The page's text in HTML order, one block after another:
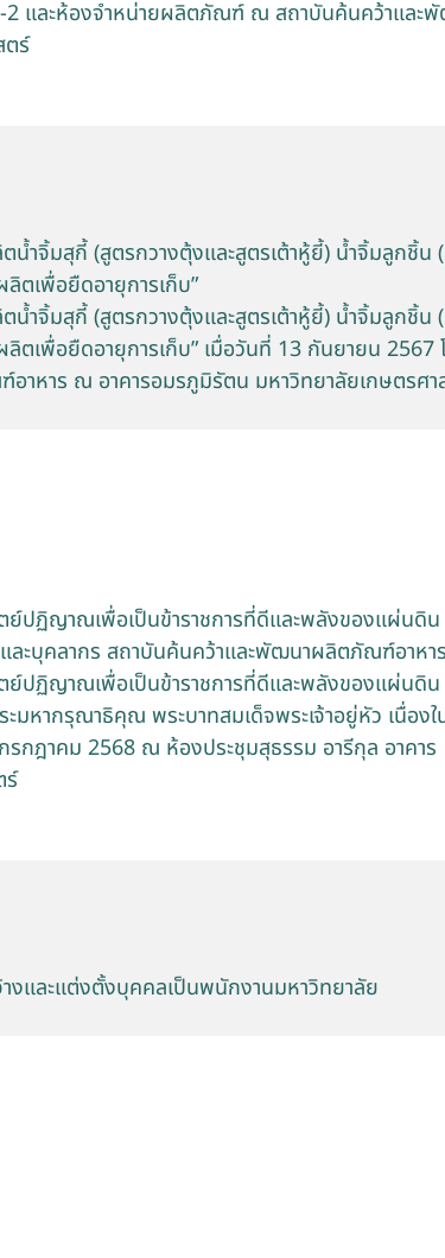
และห้องจำหน่ายผลิตภัณฑ์ ณ สถาบันค้นคว้าและ
ร์
ำจิ้มสุกี้ (สูตรกวางตุ้งและสูตรเต้าหู้ยี้) น้ำจิ้มลูกชิ้น
ตเพื่อยืดอายุการเก็บ”
ำจิ้มสุกี้ (สูตรกวางตุ้งและสูตรเต้าหู้ยี้) น้ำจิ้มลูกชิ้น
ตเพื่อยืดอายุการเก็บ” เมื่อวันที่ 13 กันยายน 2567
าหาร ณ อาคารอมรภูมิรัตน มหาวิทยาลัยเกษตรศา
ปฏิญาณเพื่อเป็นข้าราชการที่ดีและพลังของแผ่นดิน
ะบุคลากร สถาบันค้นคว้าและพัฒนาผลิตภัณฑ์อาหา
ปฏิญาณเพื่อเป็นข้าราชการที่ดีและพลังของแผ่นดิน
หากรุณาธิคุณ พระบาทสมเด็จพระเจ้าอยู่หัว เนื่องใ
กฎาคม 2568 ณ ห้องประชุมสุธรรม อารีกุล อาคาร
ร์
งและแต่งตั้งบุคคลเป็นพนักงานมหาวิทยาลัย